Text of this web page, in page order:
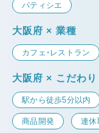
パティシエ
大阪府 × 業種
カフェ・レストラン
大阪府 × こだわり
駅から徒歩5分以内
商品開発 連休